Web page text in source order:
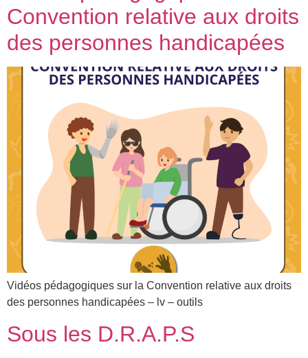
Convention relative aux droits
des personnes handicapées
Vidéos pédagogiques sur la Convention relative aux droits
des personnes handicapées – lv – outils
Sous les D.R.A.P.S